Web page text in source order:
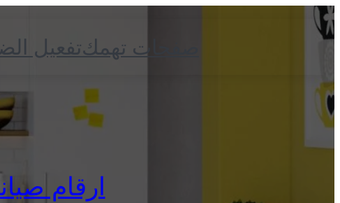
تفعيلصفحات تهمك
ارقام صيانة